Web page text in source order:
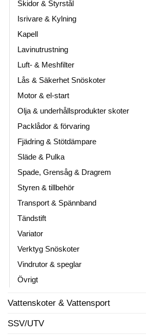
Skidor & Styrstål
Isrivare & Kylning
Kapell
Lavinutrustning
Luft- & Meshfilter
Lås & Säkerhet Snöskoter
Motor & el-start
Olja & underhållsprodukter skoter
Packlådor & förvaring
Fjädring & Stötdämpare
Släde & Pulka
Spade, Grensåg & Dragrem
Styren & tillbehör
Transport & Spännband
Tändstift
Variator
Verktyg Snöskoter
Vindrutor & speglar
Övrigt
Vattenskoter & Vattensport
SSV/UTV